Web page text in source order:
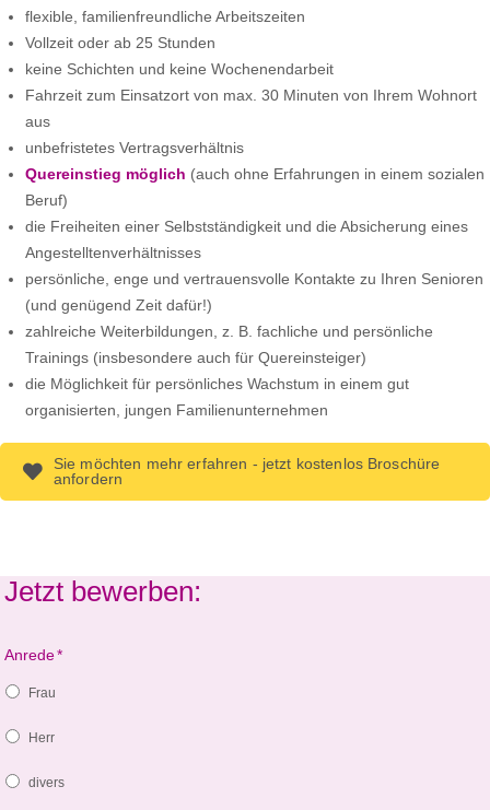
flexible, familienfreundliche Arbeitszeiten
Vollzeit oder ab 25 Stunden
keine Schichten und keine Wochenendarbeit
Fahrzeit zum Einsatzort von max. 30 Minuten von Ihrem Wohnort
aus
unbefristetes Vertragsverhältnis
Quereinstieg möglich (auch ohne Erfahrungen in einem sozialen
Beruf)
die Freiheiten einer Selbstständigkeit und die Absicherung eines
Angestelltenverhältnisses
persönliche, enge und vertrauensvolle Kontakte zu Ihren Senioren
(und genügend Zeit dafür!)
zahlreiche Weiterbildungen, z. B. fachliche und persönliche
Trainings (insbesondere auch für Quereinsteiger)
die Möglichkeit für persönliches Wachstum in einem gut
organisierten, jungen Familienunternehmen
Sie möchten mehr erfahren - jetzt kostenlos Broschüre
anfordern
Jetzt bewerben:
Anrede*
Frau
Herr
divers